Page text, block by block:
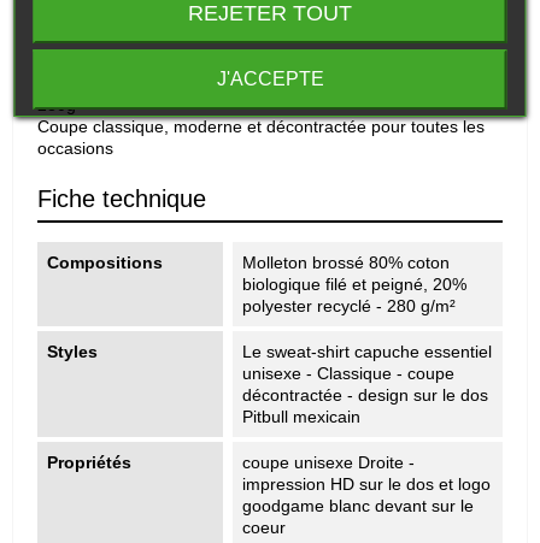
80% coton biologique filé et peigné, 20% polyester recyclé -
280g
Coupe classique, moderne et décontractée pour toutes les
occasions
Fiche technique
Compositions
Molleton brossé 80% coton
biologique filé et peigné, 20%
polyester recyclé - 280 g/m²
Styles
Le sweat-shirt capuche essentiel
unisexe - Classique - coupe
décontractée - design sur le dos
Pitbull mexicain
Propriétés
coupe unisexe Droite -
impression HD sur le dos et logo
goodgame blanc devant sur le
coeur
REJETER TOUT
J'ACCEPTE